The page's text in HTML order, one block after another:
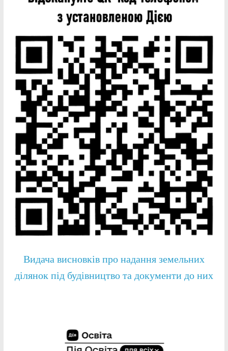
Видача висновків про надання земельних
ділянок під будівництво та документи до них